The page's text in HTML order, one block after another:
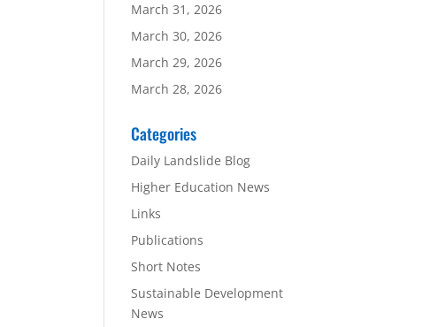
March 31, 2026
March 30, 2026
March 29, 2026
March 28, 2026
Categories
Daily Landslide Blog
Higher Education News
Links
Publications
Short Notes
Sustainable Development
News